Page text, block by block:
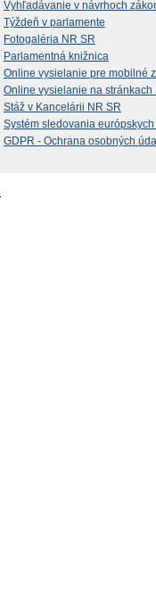
Vyhľadávanie v návrhoch
Týždeň v parlamente
Fotogaléria NR SR
Parlamentná knižnica
Online vysielanie pre mobilné
Online vysielanie na stránkach
Stáž v Kancelárii NR SR
Systém sledovania
GDPR - Ochrana osobných